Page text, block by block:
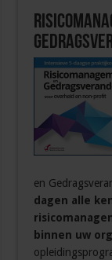
en
dagen alle
binnen uw